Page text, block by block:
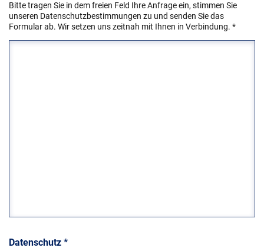
Bitte tragen Sie in dem freien Feld Ihre Anfrage ein, stimmen Sie
unseren Datenschutzbestimmungen zu und senden Sie das
Formular ab. Wir setzen uns zeitnah mit Ihnen in Verbindung. *
Datenschutz *